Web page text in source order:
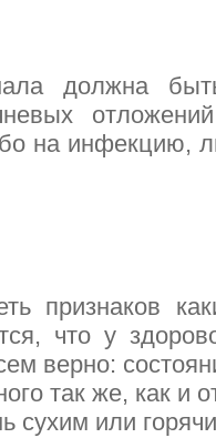
должна
на инфекцию,
признаков
что у
верно:
так же, как и
сухим или